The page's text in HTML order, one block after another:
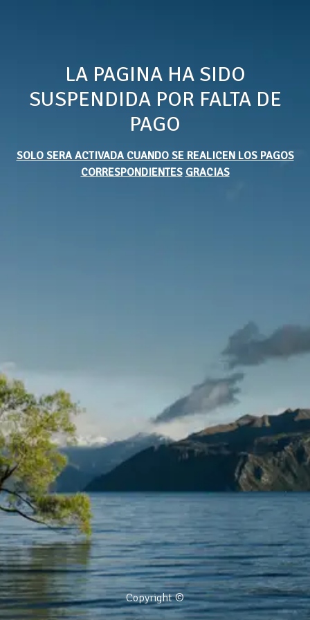
LA PAGINA HA SIDO
SUSPENDIDA POR FALTA DE
PAGO
SOLO SERA ACTIVADA CUANDO SE REALICEN LOS PAGOS
CORRESPONDIENTES GRACIAS
Copyright ©